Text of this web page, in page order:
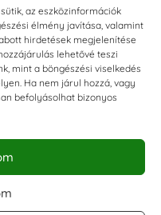
az eszközinformációk
élmény javítása, valamint
hirdetések megjelenítése
lehetővé teszi
mint a böngészési viselkedés
Ha nem járul hozzá, vagy
befolyásolhat bizonyos